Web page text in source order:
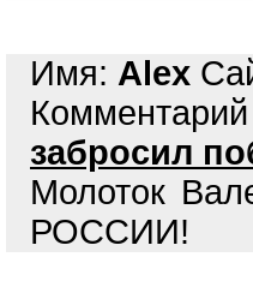
Имя: Alex
забросил
Молоток
РОССИИ!